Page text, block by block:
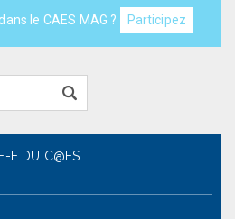
le CAES MAG ? Participez
E DU C@ES